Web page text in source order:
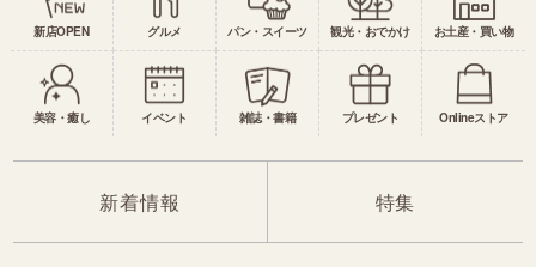
新店OPEN グルメ パン・スイーツ 観光・おでかけ お土産・買い物
美容・癒し イベント 雑誌・書籍 プレゼント Onlineストア
新着情報 特集